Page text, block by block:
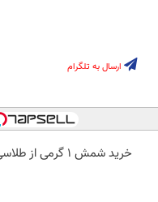
ارسال به تلگرام
خرید شمش 1 گرمی از طلاسی